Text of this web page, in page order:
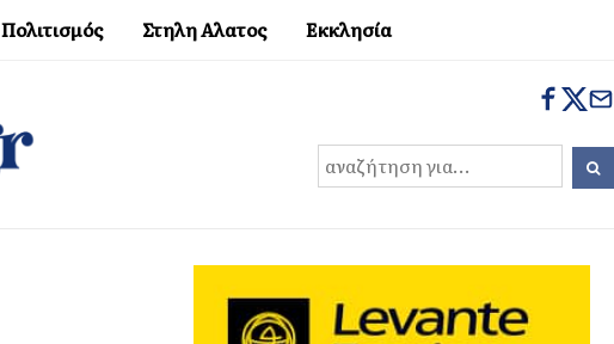
Πολιτισμός Στηλη Αλατος Εκκλησία